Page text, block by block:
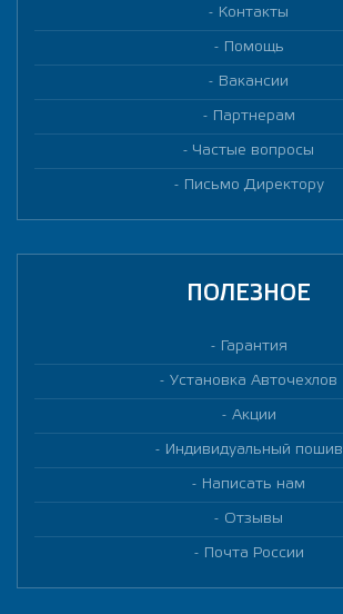
Контакты
Помощь
Вакансии
Партнерам
Частые вопросы
Письмо Директору
ПОЛЕЗНОЕ
Гарантия
Установка Авточехлов
Акции
Индивидуальный пошив
Написать нам
Отзывы
Почта России